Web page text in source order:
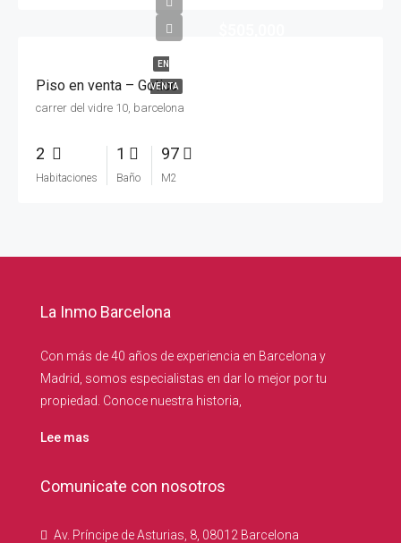
EN
VENTA
Piso en venta – Gotico
carrer del vidre 10, barcelona
2
Habitaciones
1
Baño
97
M2
La Inmo Barcelona
Con más de 40 años de experiencia en Barcelona y
Madrid, somos especialistas en dar lo mejor por tu
propiedad. Conoce nuestra historia,
Lee mas
Comunicate con nosotros
Av. Príncipe de Asturias, 8, 08012 Barcelona